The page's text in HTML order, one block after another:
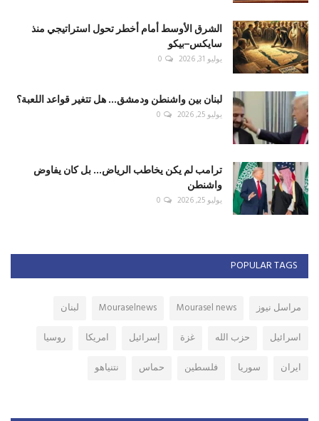
الشرق الأوسط أمام أخطر تحول استراتيجي منذ
سايكس–بيكو
يوليو 31, 2026 0
لبنان بين واشنطن ودمشق... هل تتغير قواعد اللعبة؟
يوليو 25, 2026 0
ترامب لم يكن يخاطب الرياض... بل كان يفاوض
واشنطن
يوليو 25, 2026 0
POPULAR TAGS
مراسل نيوز Mourasel news
Mouraselnews
لبنان
اسرائيل
حزب الله غزة إسرائيل امريكا
روسيا
ايران
سوريا فلسطين حماس نتنياهو